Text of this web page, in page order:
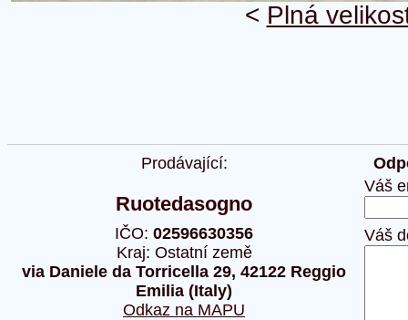
< Plná
Prodávající:
Ruotedasogno
IČO: 02596630356
Kraj: Ostatní země
via Daniele da Torricella 29, 42122 Reggio
Emilia (Italy)
Odkaz na MAPU
Váš
Váš